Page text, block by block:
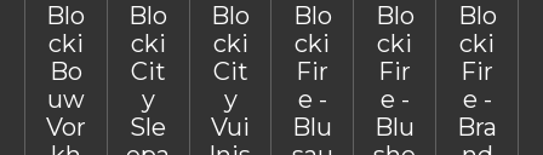
Blo
cki
Bo
uw
Vor
Blo
cki
Cit
y
Sle
Blo
cki
Cit
y
Vui
Blo
cki
Fir
e -
Blu
Blo
cki
Fir
e -
Blu
Blo
cki
Fir
e -
Bra